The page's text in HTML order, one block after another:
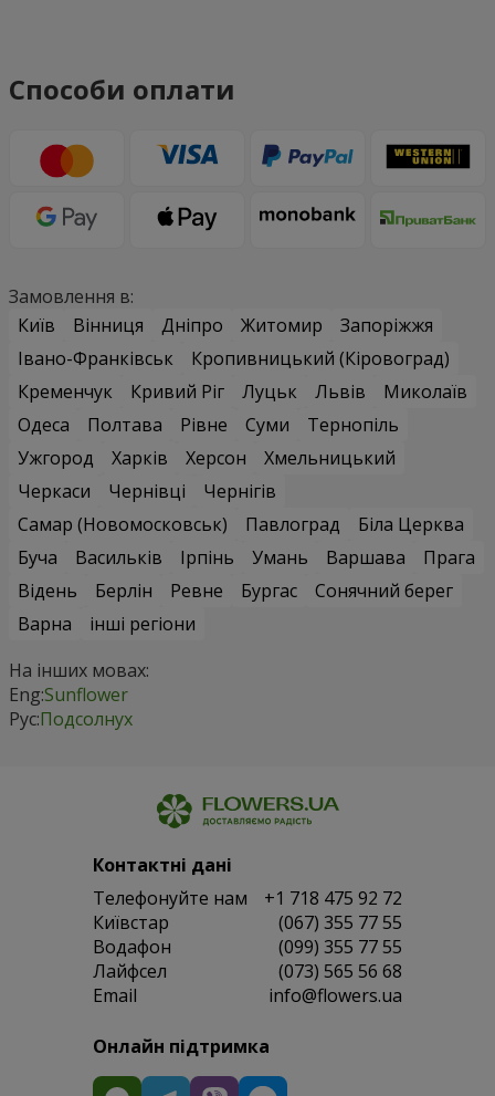
Способи оплати
Замовлення в:
Київ
Вінниця Дніпро Житомир
Запоріжжя
Івано-Франківськ
Кропивницький (Кіровоград)
Кременчук
Кривий Ріг Луцьк Львів
Миколаїв
Одеса
Полтава Рівне Суми
Тернопіль
Ужгород
Харків Херсон
Хмельницький
Черкаси
Чернівці
Чернігів
Самар (Новомосковськ)
Павлоград
Біла Церква
Буча
Васильків Ірпінь Умань Варшава
Прага
Відень
Берлін Ревне Бургас
Сонячний берег
Варна
інші регіони
На інших мовах:
Eng:Sunflower
Рус:Подсолнух
Контактні дані
Телефонуйте нам
+1 718 475 92 72
Київстар
(067) 355 77 55
Водафон
(099) 355 77 55
Лайфсел
(073) 565 56 68
Email
info@flowers.ua
Онлайн підтримка